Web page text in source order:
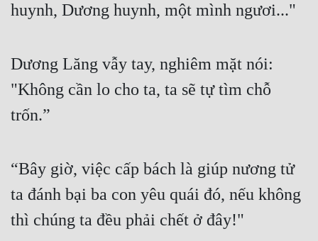
huynh, Dương huynh, một mình ngươi..."
Dương Lăng vẫy tay, nghiêm mặt nói:
"Không cần lo cho ta, ta sẽ tự tìm chỗ
trốn.”
“Bây giờ, việc cấp bách là giúp nương tử
ta đánh bại ba con yêu quái đó, nếu không
thì chúng ta đều phải chết ở đây!"